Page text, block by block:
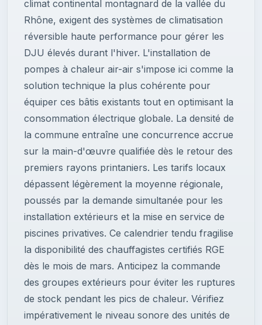
climat continental montagnard de la vallée du
Rhône, exigent des systèmes de climatisation
réversible haute performance pour gérer les
DJU élevés durant l'hiver. L'installation de
pompes à chaleur air-air s'impose ici comme la
solution technique la plus cohérente pour
équiper ces bâtis existants tout en optimisant la
consommation électrique globale. La densité de
la commune entraîne une concurrence accrue
sur la main-d'œuvre qualifiée dès le retour des
premiers rayons printaniers. Les tarifs locaux
dépassent légèrement la moyenne régionale,
poussés par la demande simultanée pour les
installation extérieurs et la mise en service de
piscines privatives. Ce calendrier tendu fragilise
la disponibilité des chauffagistes certifiés RGE
dès le mois de mars. Anticipez la commande
des groupes extérieurs pour éviter les ruptures
de stock pendant les pics de chaleur. Vérifiez
impérativement le niveau sonore des unités de